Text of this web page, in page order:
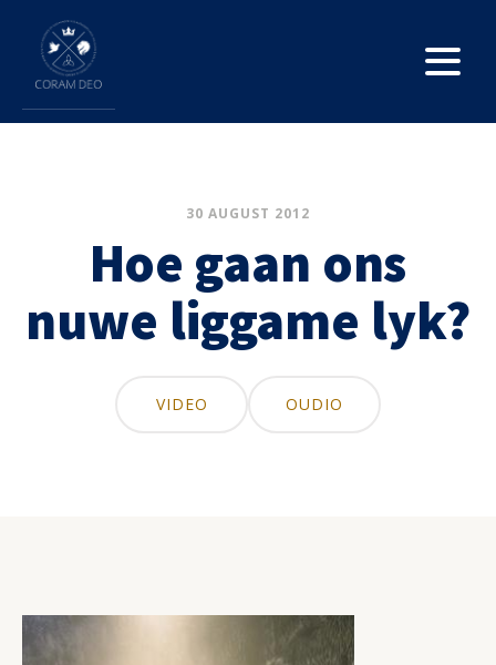
30 AUGUST 2012
Hoe gaan ons
nuwe liggame lyk?
VIDEO OUDIO